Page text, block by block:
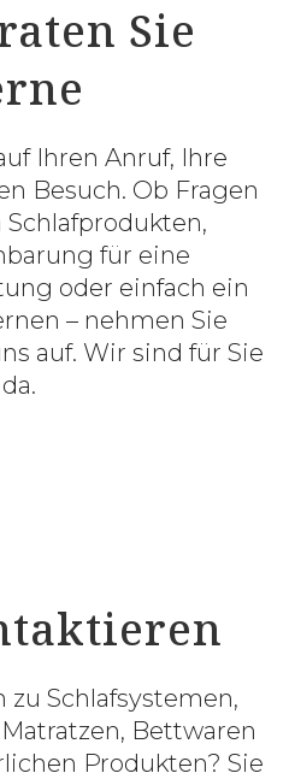
Sie
Ihren Anruf, Ihre
Besuch. Ob Fragen
für eine
oder einfach ein
– nehmen Sie
auf. Wir sind für Sie
da.
zu Schlafsystemen,
Bettwaren
Produkten? Sie